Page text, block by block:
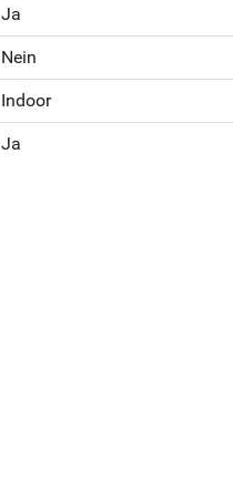
Ja
Nein
Indoor
Ja